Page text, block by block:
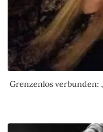
Grenzenlos verbunden: